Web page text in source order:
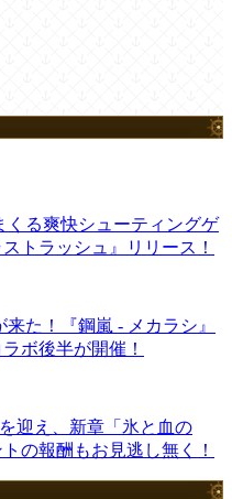
くる爽快シューティングゲ
トラッシュ』リリース！
た！『鋼嵐 - メカラシ』
ボ後半が開催！
迎え、新章「氷と血の
の報酬もお見逃し無く！